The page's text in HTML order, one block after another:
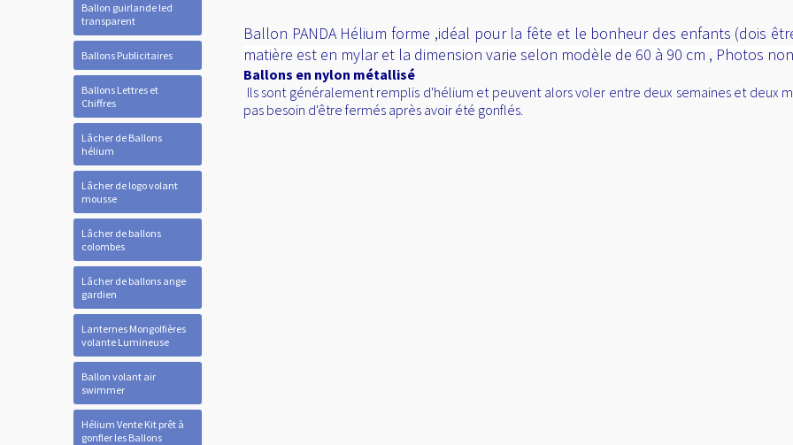
Ballon guirlande led
transparent
Ballons Publicitaires
Ballons Lettres et
Chiffres
Lâcher de Ballons
hélium
Lâcher de logo volant
mousse
Lâcher de ballons
colombes
Lâcher de ballons ange
gardien
Lanternes Mongolfières
volante Lumineuse
Ballon volant air
swimmer
Hélium Vente Kit prêt à
gonfler les Ballons
Ballon PANDA Hélium forme ,idéal pour la fête et le bonheur des enfants (dois
matière est en mylar et la dimension varie selon modèle de 60 à 90 cm , Photos
Ballons en nylon métallisé
Ils sont généralement remplis d'hélium et peuvent alors voler entre deux semaines et deux
pas besoin d'être fermés après avoir été gonflés.